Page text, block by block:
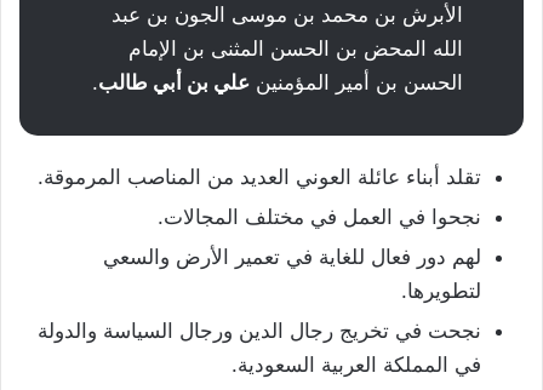
الأبرش بن محمد بن موسى الجون بن عبد
الله المحض بن الحسن المثنى بن الإمام
الحسن بن أمير المؤمنين علي بن أبي طالب.
تقلد أبناء عائلة العوني العديد من المناصب المرموقة.
نجحوا في العمل في مختلف المجالات.
لهم دور فعال للغاية في تعمير الأرض والسعي
لتطويرها.
نجحت في تخريج رجال الدين ورجال السياسة والدولة
في المملكة العربية السعودية.